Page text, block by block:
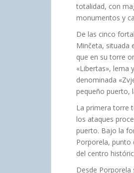
totalidad, con
monumentos y
De las cinco
Minčeta, situada
que en su torre
«Libertas», lema
denominada
pequeño puerto,
La primera torre
los ataques
puerto. Bajo la
Porporela, punto
del centro
Desde Porporela